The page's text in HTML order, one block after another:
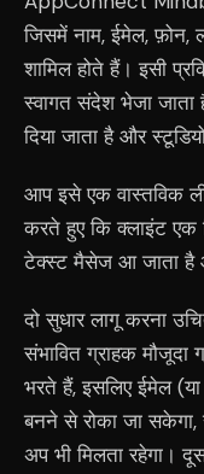
जिसमें नाम, ईमेल,
शामिल होते हैं। इसी
स्वागत संदेश भेजा जाता
दिया जाता है और
आप इसे एक वास्तविक
करते हुए कि क्लाइंट एक
टेक्स्ट मैसेज आ जाता है
दो सुधार लागू करना
संभावित ग्राहक मौजूदा
भरते हैं, इसलिए ईमेल (या
बनने से रोका जा
अप भी मिलता रहेगा।